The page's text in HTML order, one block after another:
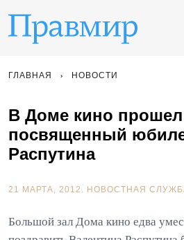
ГЛАВНАЯ НОВОСТИ
В Доме кино прошел
посвященный
Распутина
21 МАРТА, 2012. НОВОСТНАЯ
Большой зал Дома кино едва